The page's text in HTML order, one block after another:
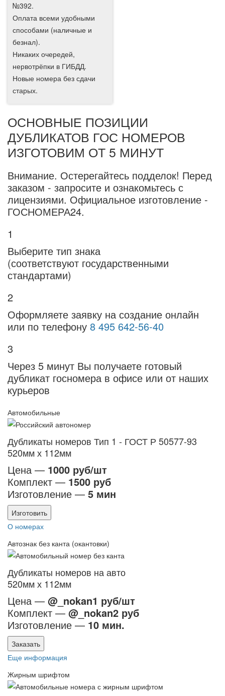
№392.
Оплата всеми удобными
способами (наличные и
безнал).
Никаких очередей,
нервотрёпки в ГИБДД.
Новые номера без сдачи
старых.
ОСНОВНЫЕ ПОЗИЦИИ
ДУБЛИКАТОВ ГОС НОМЕРОВ
ИЗГОТОВИМ ОТ 5 МИНУТ
Внимание. Остерегайтесь подделок! Перед
заказом - запросите и ознакомьтесь с
лицензиями. Официальное изготовление -
ГОСНОМЕРА24.
1
Выберите тип знака
(соответствуют государственными
стандартами)
2
Оформляете заявку на создание онлайн
или по телефону 8 495 642-56-40
3
Через 5 минут Вы получаете готовый
дубликат госномера в офисе или от наших
курьеров
Автомобильные
Дубликаты номеров Тип 1 - ГОСТ Р 50577-93
520мм х 112мм
Цена — 1000 руб/шт
Комплект — 1500 руб
Изготовление — 5 мин
Изготовить
О номерах
Автознак без канта (окантовки)
Дубликаты номеров на авто
520мм х 112мм
Цена — @_nokan1 руб/шт
Комплект — @_nokan2 руб
Изготовление — 10 мин.
Заказать
Еще информация
Жирным шрифтом